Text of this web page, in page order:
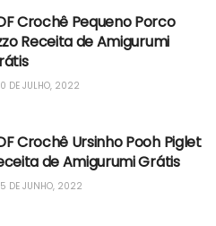
Crochê Pequeno Porco
Receita de Amigurumi
DE JULHO, 2022
Crochê Ursinho Pooh Piglet
de Amigurumi Grátis
DE JUNHO, 2022